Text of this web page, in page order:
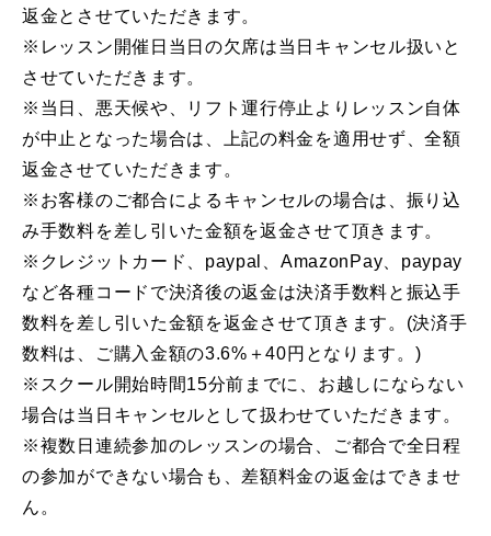
返金とさせていただきます。
※レッスン開催日当日の欠席は当日キャンセル扱いと
させていただきます。
※当日、悪天候や、リフト運行停止よりレッスン自体
が中止となった場合は、上記の料金を適用せず、全額
返金させていただきます。
※お客様のご都合によるキャンセルの場合は、振り込
み手数料を差し引いた金額を返金させて頂きます。
※クレジットカード、paypal、AmazonPay、paypay
など各種コードで決済後の返金は決済手数料と振込手
数料を差し引いた金額を返金させて頂きます。(決済手
数料は、ご購入金額の3.6%＋40円となります。)
※スクール開始時間15分前までに、お越しにならない
場合は当日キャンセルとして扱わせていただきます。
※複数日連続参加のレッスンの場合、ご都合で全日程
の参加ができない場合も、差額料金の返金はできませ
ん。